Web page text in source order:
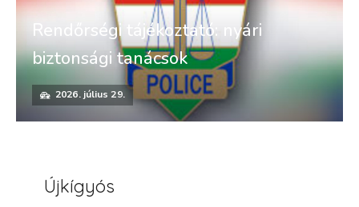
Rendőrségi tájékoztató: nyári
biztonsági tanácsok
2026. július 29.
Újkígyós